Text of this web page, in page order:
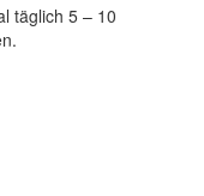
täglich 5 – 10